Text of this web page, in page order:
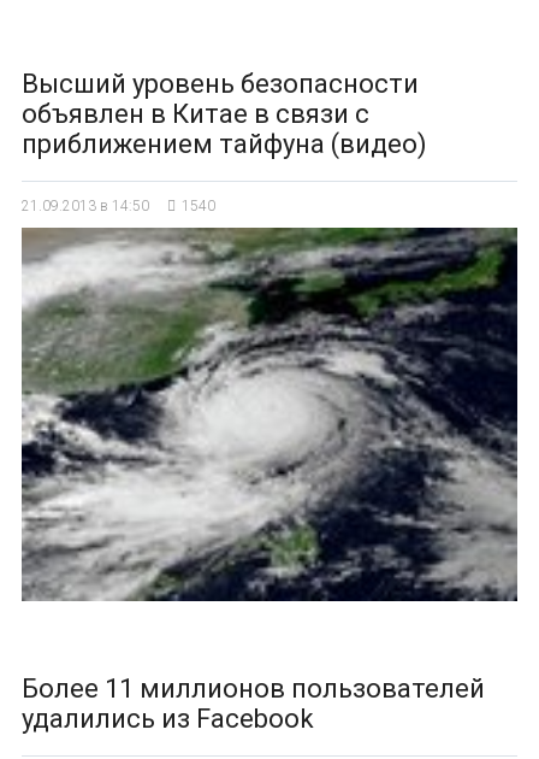
Высший уровень безопасности
объявлен в Китае в связи с
приближением тайфуна (видео)
21.09.2013 в 14:50 1540
Более 11 миллионов пользователей
удалились из Facebook